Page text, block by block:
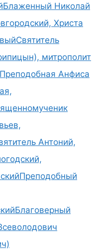
Блаженный Николай
Христа
Святитель
митрополит
Преподобная Анфиса
Антоний,
Преподобный
Благоверный